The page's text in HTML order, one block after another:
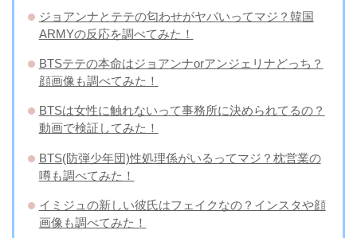
ジョアンナとテテの匂わせがヤバいってマジ？韓国
ARMYの反応を調べてみた！
BTSテテの本命はジョアンナorアンジェリナどっち？
顔画像も調べてみた！
BTSは女性に触れないって事務所に決められてるの？
動画で検証してみた！
BTS(防弾少年団)性処理係がいるってマジ？枕営業の
噂も調べてみた！
イミジュの新しい彼氏はフェイクなの？インスタや顔
画像も調べてみた！